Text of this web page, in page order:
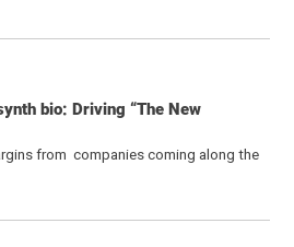
bio: Driving “The New
from companies coming along the